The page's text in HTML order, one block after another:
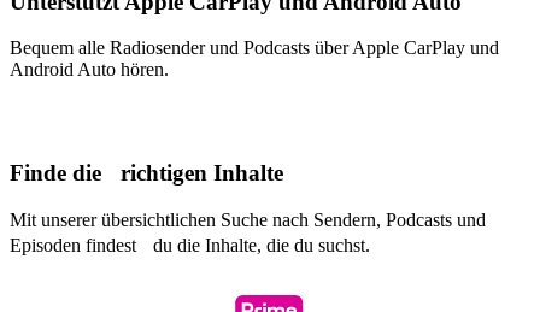
Bequem alle Radiosender und Podcasts über Apple CarPlay und
Android Auto hören.
Finde die richtigen Inhalte
Mit unserer übersichtlichen Suche nach Sendern, Podcasts und
Episoden findest du die Inhalte, die du suchst.